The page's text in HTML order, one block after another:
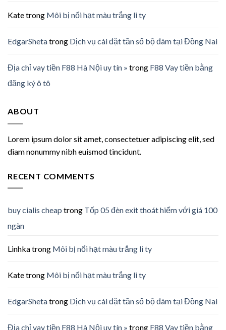
Katetrong Môi bị nổi hạt màu trắng li ty
EdgarShetatrong Dịch vụ cài đặt tần số bộ đàm tại Đồng Nai
Địa chỉ vay tiền F88 Hà Nội uy tín » trong F88 Vay tiền bằng
đăng ký ô tô
ABOUT
Lorem ipsum dolor sit amet, consectetuer adipiscing elit, sed
diam nonummy nibh euismod tincidunt.
RECENT COMMENTS
buy cialis cheap trong Tốp 05 đèn exit thoát hiểm với giá 100
ngàn
Linhkatrong Môi bị nổi hạt màu trắng li ty
Katetrong Môi bị nổi hạt màu trắng li ty
EdgarShetatrong Dịch vụ cài đặt tần số bộ đàm tại Đồng Nai
Địa chỉ vay tiền F88 Hà Nội uy tín » trong F88 Vay tiền bằng